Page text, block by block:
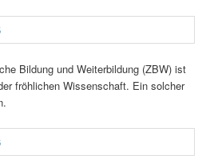
Bildung und Weiterbildung (ZBW) ist
fröhlichen Wissenschaft. Ein solcher